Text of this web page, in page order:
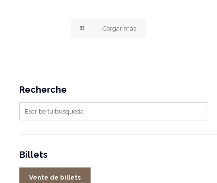
Cargar más
Recherche
Billets
Vente de billets